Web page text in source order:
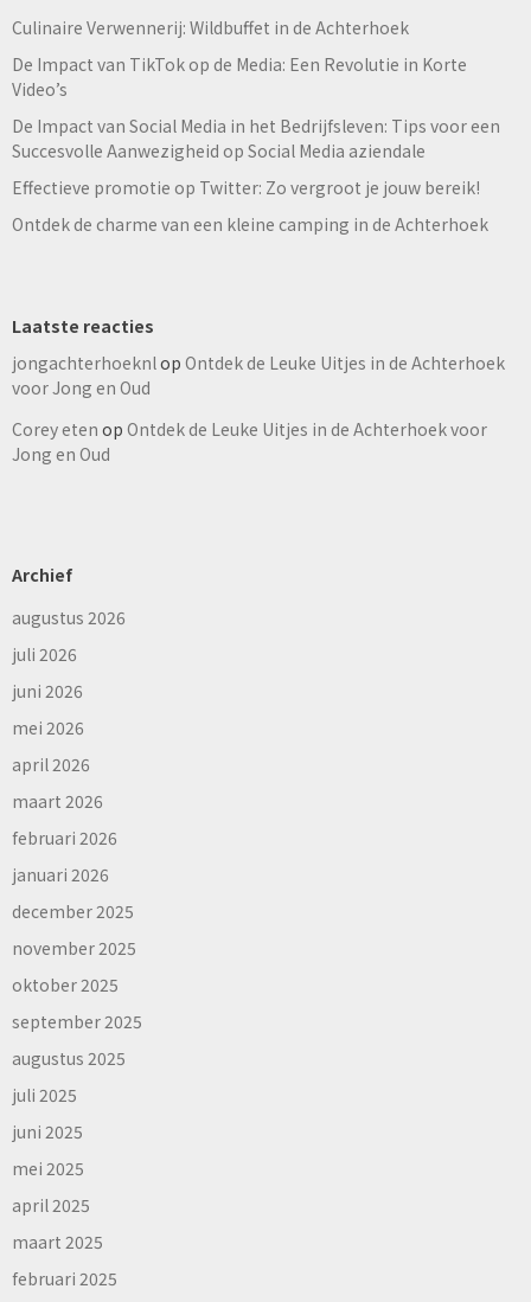
Culinaire Verwennerij: Wildbuffet in de Achterhoek
De Impact van TikTok op de Media: Een Revolutie in Korte
Video’s
De Impact van Social Media in het Bedrijfsleven: Tips voor een
Succesvolle Aanwezigheid op Social Media aziendale
Effectieve promotie op Twitter: Zo vergroot je jouw bereik!
Ontdek de charme van een kleine camping in de Achterhoek
Laatste reacties
jongachterhoeknlop Ontdek de Leuke Uitjes in de Achterhoek
voor Jong en Oud
Corey eten op Ontdek de Leuke Uitjes in de Achterhoek voor
Jong en Oud
Archief
augustus 2026
juli 2026
juni 2026
mei 2026
april 2026
maart 2026
februari 2026
januari 2026
december 2025
november 2025
oktober 2025
september 2025
augustus 2025
juli 2025
juni 2025
mei 2025
april 2025
maart 2025
februari 2025